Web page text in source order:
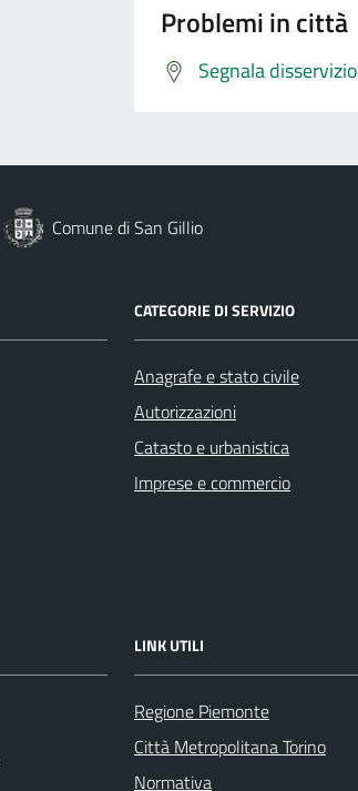
Problemi in città
Segnala disservizio
Comune di San Gillio
CATEGORIE DI SERVIZIO
Anagrafe e stato civile
Autorizzazioni
Catasto e urbanistica
Imprese e commercio
LINK UTILI
Regione Piemonte
Città Metropolitana Torino
Normativa